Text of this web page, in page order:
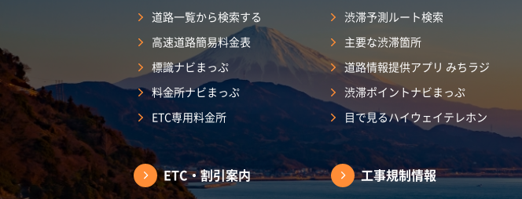
道路一覧から検索する
高速道路簡易料金表
標識ナビまっぷ
料金所ナビまっぷ
ETC専用料金所
ETC・割引案内
渋滞予測ルート検索
主要な渋滞箇所
道路情報提供アプリ みちラジ
渋滞ポイントナビまっぷ
目で見るハイウェイテレホン
工事規制情報